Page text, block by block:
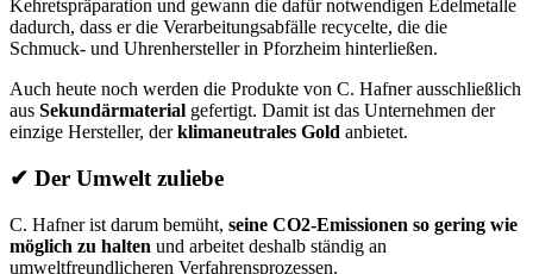
Kehretspräparation und gewann die dafür notwendigen Edelmetalle
dadurch, dass er die Verarbeitungsabfälle recycelte, die die
Schmuck- und Uhrenhersteller in Pforzheim hinterließen.
Auch heute noch werden die Produkte von C. Hafner ausschließlich
aus Sekundärmaterial gefertigt. Damit ist das Unternehmen der
einzige Hersteller, derklimaneutrales Gold anbietet.
✔ Der Umwelt zuliebe
C. Hafner ist darum bemüht, seine CO2-Emissionen so gering wie
möglich zu halten und arbeitet deshalb ständig an
umweltfreundlicheren Verfahrensprozessen.